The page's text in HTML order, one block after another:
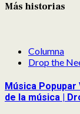
Más historias
Columna
Drop the
Música Popupar
de la música |